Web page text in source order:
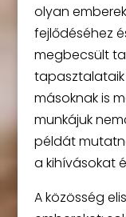
olyan
fejlődéséhez
megbecsült
tapasztalataik
másoknak is
munkájuk
példát
a kihívásokat
A közösség